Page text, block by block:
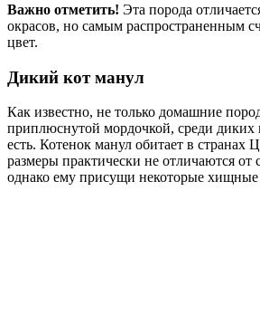
Важно отметить! Эта порода
окрасов, но самым распространенным
цвет.
Дикий кот манул
Как известно, не только домашние
приплюснутой мордочкой, среди диких
есть. Котенок манул обитает в странах
размеры практически не отличаются от
однако ему присущи некоторые хищные